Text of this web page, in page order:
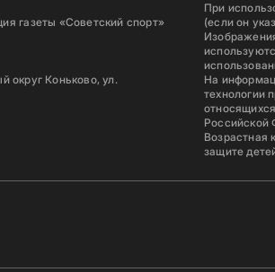
газеты «Советский спорт»
округ Коньково, ул.
При
(если он
На
технологии
Российской
Возрастная
защите